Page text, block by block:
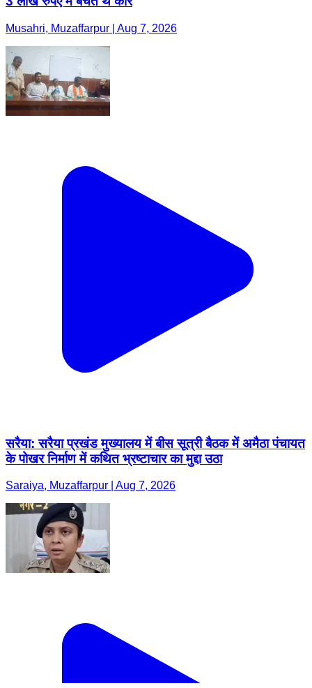
Musahri, Muzaffarpur | Aug 7, 2026
सरैया: सरैया प्रखंड मुख्यालय में बीस सूत्री बैठक में अमैठा पंचायत
के पोखर निर्माण में कथित भ्रष्टाचार का मुद्दा उठा
Saraiya, Muzaffarpur | Aug 7, 2026